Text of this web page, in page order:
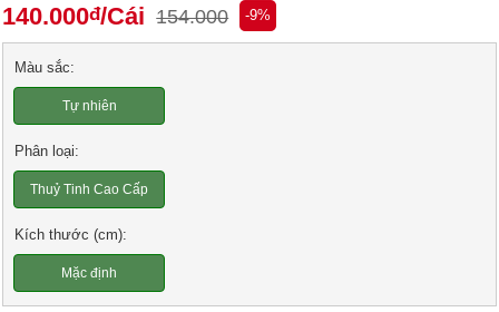
140.000đ/Cái 154.000 -9%
Màu sắc:
Tự nhiên
Phân loại:
Thuỷ Tinh Cao Cấp
Kích thước (cm):
Mặc định